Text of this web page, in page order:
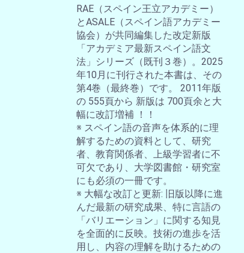
RAE（スペイン王立アカデミー）
とASALE（スペイン語アカデミー
協会）が共同編集した改定新版
「アカデミア最新スペイン語文
法」シリーズ（既刊３巻）。2025
年10月に刊行された本書は、その
第4巻（最終巻）です。 2011年版
の 555頁から 新版は 700頁余と大
幅に改訂増補 ！！
※ スペイン語の音声を体系的に理
解するための資料として、研究
者、教育関係者、上級学習者に不
可欠であり、大学図書館・研究室
にも必須の一冊です。
※ 大幅な改訂と更新: 旧版以降に進
んだ最新の研究成果、特に言語の
「バリエーション」に関する知見
を全面的に反映。技術の進歩を活
用し、内容の理解を助けるための